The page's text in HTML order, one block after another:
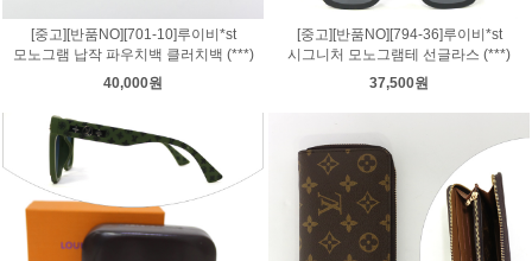
[중고][반품NO][701-10]루이비*st
모노그램 납작 파우치백 클러치백 (***)
40,000원
[중고][반품NO][794-36]루이비*st
시그니처 모노그램테 선글라스 (***)
37,500원